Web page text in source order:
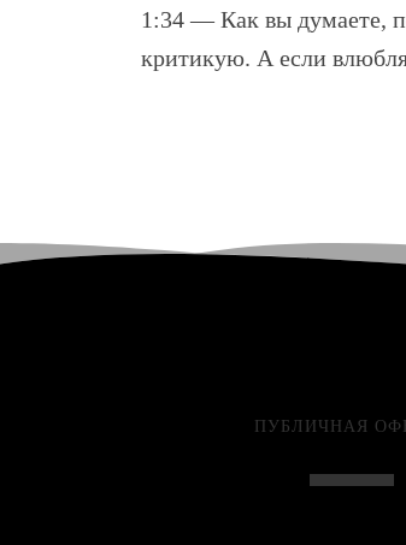
1:34 — Как вы думаете,
критикую. А если
ПУБЛИЧНАЯ